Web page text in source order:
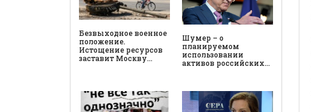
Безвыходное военное
положение.
Истощение ресурсов
заставит Москву…
Шумер – о
планируемом
использовании
активов российских…